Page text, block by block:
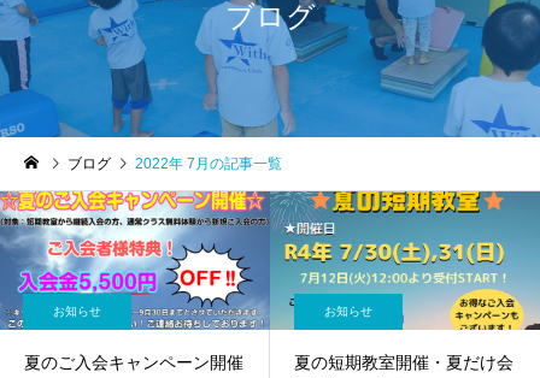
お知らせ
令和8年度未就園児クラス
新規会員様募集中！
未分類
ウィズ体操クラブ技紹
ブログ
ブログ 2022年 7月の記事一覧
お知らせ
夏のご入会キャンペーン開催
お知らせ
夏の短期教室開催・夏だけ会